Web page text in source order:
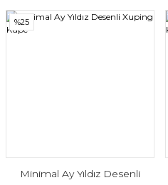
%25
Minimal Ay Yıldız Desenli